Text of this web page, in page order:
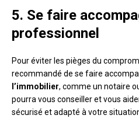
5. Se faire
professionnel
Pour éviter les pièges du
recommandé de se faire
l’immobilier, comme un notaire
pourra vous conseiller et vous
sécurisé et adapté à votre